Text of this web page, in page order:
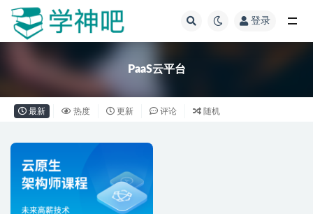
登录
PaaS云平台
最新 热度 更新 评论 随机